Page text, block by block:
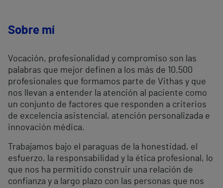
Sobre mí
Vocación, profesionalidad y compromiso son las
palabras que mejor definen a los más de 10.500
profesionales que formamos parte de Vithas y que
nos llevan a entender la atención al paciente como
un conjunto de factores que responden a criterios
de excelencia asistencial, atención personalizada e
innovación médica.
Trabajamos bajo el paraguas de la honestidad, el
esfuerzo, la responsabilidad y la ética profesional, lo
que nos ha permitido construir una relación de
confianza y a largo plazo con las personas que nos